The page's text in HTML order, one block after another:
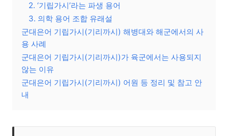
2. ‘기립가시’라는 파생 용어
3. 의학 용어 조합 유래설
군대은어 기립가시(기리까시) 해병대와 해군에서의 사
용 사례
군대은어 기립가시(기리까시)가 육군에서는 사용되지
않는 이유
군대은어 기립가시(기리까시) 어원 등 정리 및 참고 안
내